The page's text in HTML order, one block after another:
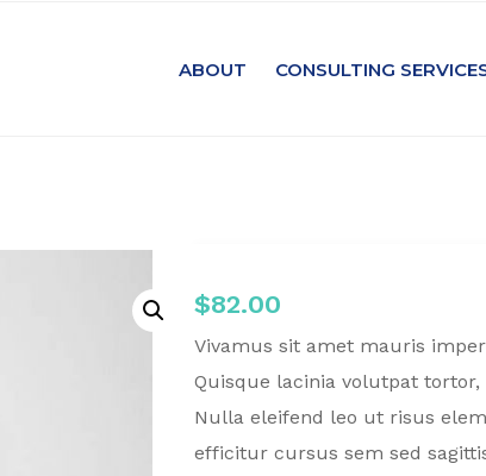
ABOUT CONSULTING
$82.00
Vivamus sit amet mauris
Quisque lacinia volutpat
Nulla eleifend leo ut risus
efficitur cursus sem sed